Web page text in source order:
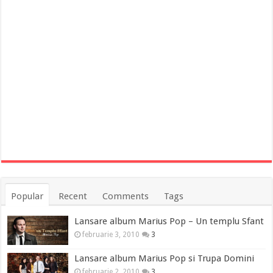
Popular Recent Comments Tags
Lansare album Marius Pop – Un templu Sfant
februarie 3, 2010 3
Lansare album Marius Pop si Trupa Domini